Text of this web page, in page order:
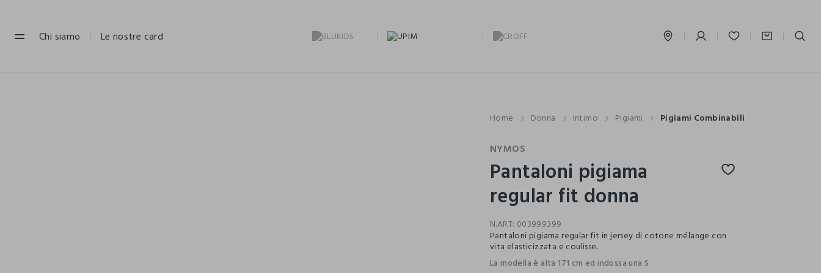
Chi siamo Le nostre card
Home Donna Intimo Pigiami Pigiami Combinabili
NYMOS
Pantaloni pigiama
regular fit donna
N.ART: 003999399
Pantaloni pigiama regular fit in jersey di cotone mélange con
vita elasticizzata e coulisse.
La modella è alta 171 cm ed indossa una S